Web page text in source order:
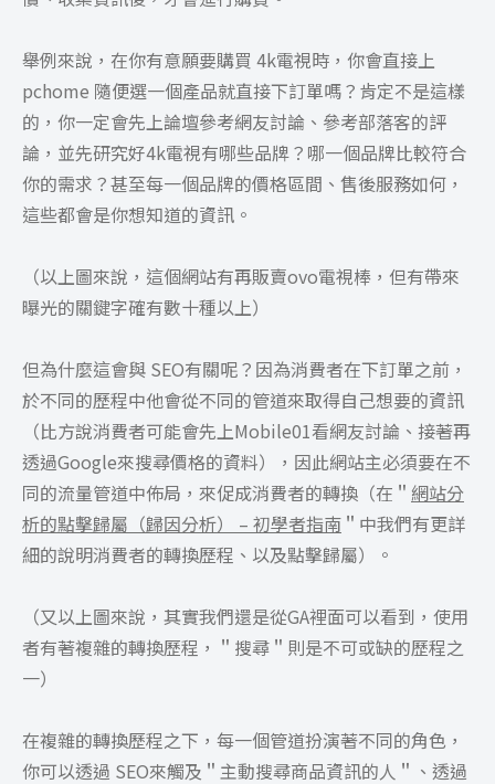
舉例來說，在你有意願要購買 4k電視時，你會直接上
pchome 隨便選一個產品就直接下訂單嗎？肯定不是這樣
的，你一定會先上論壇參考網友討論、參考部落客的評
論，並先研究好4k電視有哪些品牌？哪一個品牌比較符合
你的需求？甚至每一個品牌的價格區間、售後服務如何，
這些都會是你想知道的資訊。
（以上圖來說，這個網站有再販賣ovo電視棒，但有帶來
曝光的關鍵字確有數十種以上）
但為什麼這會與 SEO有關呢？因為消費者在下訂單之前，
於不同的歷程中他會從不同的管道來取得自己想要的資訊
（比方說消費者可能會先上Mobile01看網友討論、接著再
透過Google來搜尋價格的資料），因此網站主必須要在不
同的流量管道中佈局，來促成消費者的轉換（在＂ 網站分
析的點擊歸屬（歸因分析） – 初學者指南 ＂中我們有更詳
細的說明消費者的轉換歷程、以及點擊歸屬）。
（又以上圖來說，其實我們還是從GA裡面可以看到，使用
者有著複雜的轉換歷程，＂搜尋＂則是不可或缺的歷程之
一）
在複雜的轉換歷程之下，每一個管道扮演著不同的角色，
你可以透過 SEO來觸及＂主動搜尋商品資訊的人＂、透過